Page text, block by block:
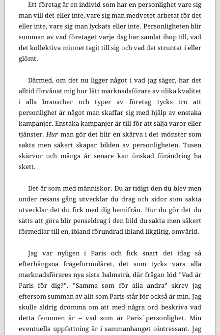
Ett företag är en individ som har en personlighet vare sig
man vill det eller inte, vare sig man medvetet arbetat för det
eller inte, vare sig man lyckats eller inte. Personligheten blir
summan av vad företaget varje dag har samlat ihop till, vad
det kollektiva minnet tagit till sig och vad det struntat i eller
glömt.
Därmed, om det nu ligger något i vad jag säger, har det
alltid förvånat mig hur lätt marknadsförare av olika kvalitet
i alla branscher och typer av företag tycks tro att
personlighet är något man skaffar sig med hjälp av enstaka
kampanjer. Enstaka kampanjer är till för att sälja varor eller
tjänster. Hur man gör det blir en skärva i det mönster som
sakta men säkert skapar bilden av personligheten. Tusen
skärvor och många år senare kan önskad förändring ha
skett.
Det är som med människor. Du är tidigt den du blev men
under resans gång utvecklar du drag och sidor som sakta
utvecklar det du fick med dig hemifrån. Hur du gör det du
sätts att göra blir penseldrag i den bild du sakta men säkert
förmedlar till en, ibland förundrad ibland likgiltig, omvärld.
Jag var nyligen i Paris och fick snart det idag så
efterhängsna frågeformuläret, det som tycks vara alla
marknadsförares nya sista halmstrå, där frågan löd ”Vad är
Paris för dig?”. ”Samma som för alla andra” skrev jag
eftersom summan av allt som Paris står för också är min. Jag
skulle aldrig drömma om att med några ord beskriva vad
detta fenomen är – vad som är Paris´personlighet. Min
eventuella uppfattning är i sammanhanget ointressant. Jag